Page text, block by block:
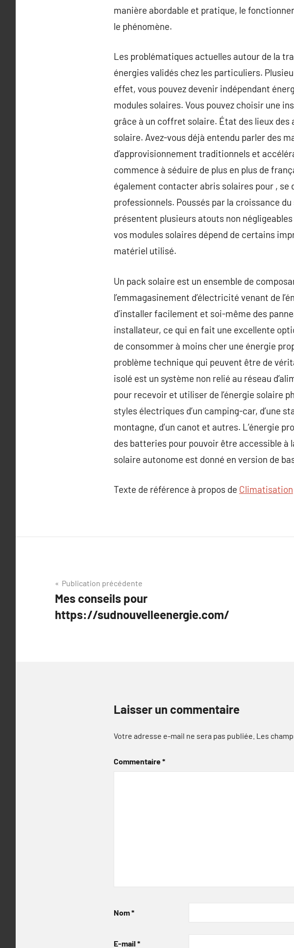
manière abordable et pratique, le
le phénomène.
Les problématiques actuelles autour de la
énergies validés chez les particuliers.
effet, vous pouvez devenir indépendant
modules solaires. Vous pouvez choisir une
grâce à un coffret solaire. État des lieux des
solaire. Avez-vous déjà entendu parler des
d’approvisionnement traditionnels et
commence à séduire de plus en plus de
également contacter abris solaires pour ,
professionnels. Poussés par la croissance
présentent plusieurs atouts non
vos modules solaires dépend de certains
matériel utilisé.
Un pack solaire est un ensemble de
l’emmagasinement d’électricité venant de
d’installer facilement et soi-même des
installateur, ce qui en fait une excellente
de consommer à moins cher une énergie
problème technique qui peuvent être de
isolé est un système non relié au réseau
pour recevoir et utiliser de l’énergie solaire
styles électriques d’un camping-car, d’une
montagne, d’un canot et autres. L’énergie
des batteries pour pouvoir être accessible à
solaire autonome est donné en version de
Texte de référence à propos de Climatisation
Navigation
de
l’article
Publication précédente
Mes conseils pour
https://sudnouvelleenergie.com/
Laisser un commentaire
Votre adresse e-mail ne sera pas publiée. Les
Commentaire*
Nom*
E-mail *